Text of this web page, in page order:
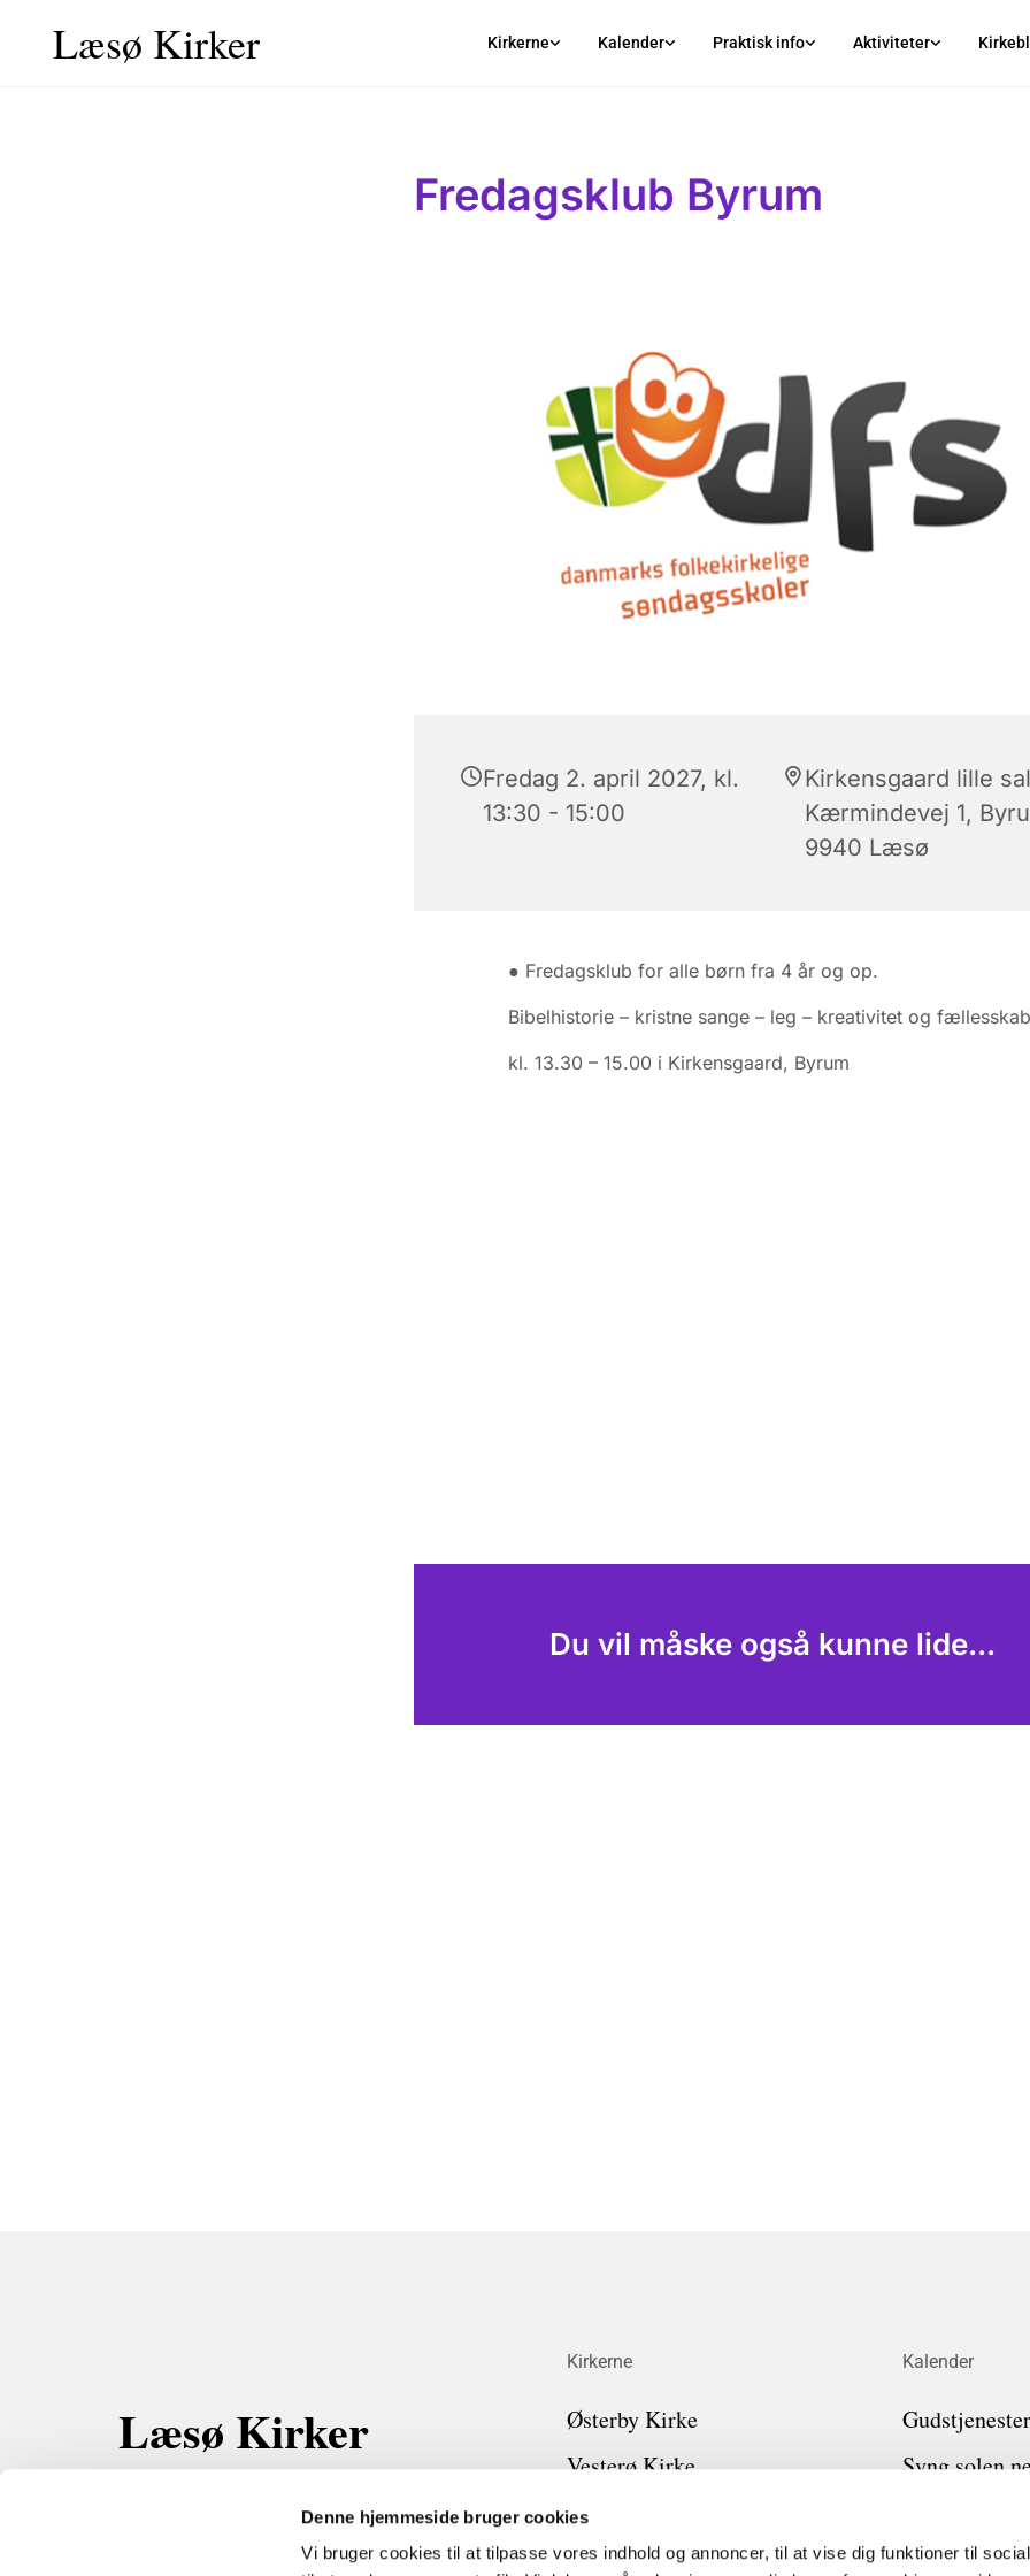
Denne hjemmeside bruger cookies
Vi bruger cookies til at tilpasse vores indhold og annoncer, til at vise dig funktioner til
Læsø Kirker Kirkerne Kalender Praktisk info Aktiviteter
Fredagsklub Byrum
Fredag 2. april 2027, kl.
13:30 - 15:00
Kirkensgaard lille
Kærmindevej 1,
9940 Læsø
● Fredagsklub for alle børn fra 4 år og op.
Bibelhistorie – kristne sange – leg – kreativitet og
kl. 13.30 – 15.00 i Kirkensgaard, Byrum
Du vil måske også kunne lide...
Læsø Kirker
Kirkerne
Østerby Kirke
Vesterø Kirke
Byrum Kirke
Kirkegårdsvedtægter
Kalender
Gudstjenester
Syng solen
Gudstjeneste